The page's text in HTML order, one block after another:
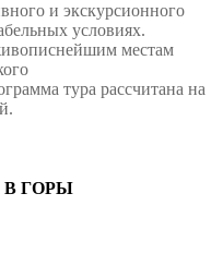
и экскурсионного
условиях.
местам
тура рассчитана на
В ГОРЫ